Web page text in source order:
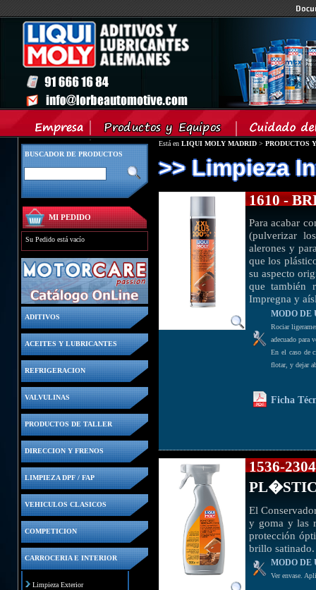
BUSCADOR DE PRODUCTOS
MI PEDIDO
Su Pedido está vacío
ADITIVOS
ACEITES Y LUBRICANTES
REFRIGERACION
VALVULINAS
PRODUCTOS DE TALLER
DIRECCION Y FRENOS
LIMPIEZA DPF / FAP
VEHICULOS CLASICOS
COMPETICION
CARROCERIA E INTERIOR
Limpieza Exterior
Está en LIQUI MOLY MADRID > PRODUCTOS
>> Limpieza
1610 -
Para acabar
(pulverizar
alerones y
que los
su aspecto
que también
Impregna y
MODO DE
Rociar
adecuado para
En el caso de
flotar, y dejar
Ficha
1536-
El
y goma y las
protección
brillo
MODO DE
Ver envase.